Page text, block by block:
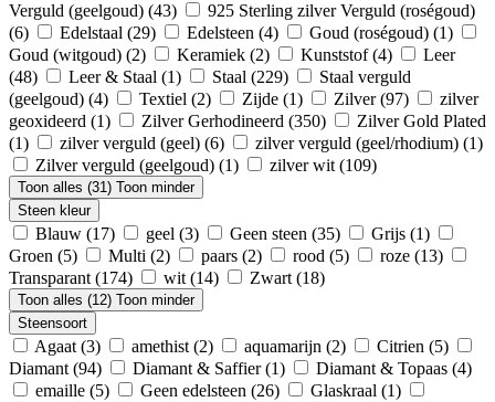
Verguld (geelgoud) (43)
925 Sterling zilver Verguld (roségoud)
(6)
Edelstaal (29) Edelsteen (4) Goud (roségoud) (1)
Goud (witgoud) (2) Keramiek (2) Kunststof(4)
Leer
(48)
Leer & Staal (1) Staal (229)
Staal verguld
(geelgoud) (4) Textiel (2) Zijde (1) Zilver(97)
zilver
geoxideerd (1) Zilver Gerhodineerd (350)
Zilver Gold Plated
(1)
zilver verguld (geel) (6) zilver verguld (geel/rhodium) (1)
Zilver verguld (geelgoud) (1) zilver wit (109)
Toon alles (31) Toon minder
Steen kleur
Blauw (17) geel (3) Geen steen (35) Grijs (1)
Groen (5) Multi (2) paars (2) rood (5) roze (13)
Transparant (174) wit (14) Zwart (18)
Toon alles (12) Toon minder
Steensoort
Agaat (3) amethist (2) aquamarijn (2) Citrien (5)
Diamant (94) Diamant & Saffier(1) Diamant & Topaas (4)
emaille (5) Geen edelsteen (26) Glaskraal (1)